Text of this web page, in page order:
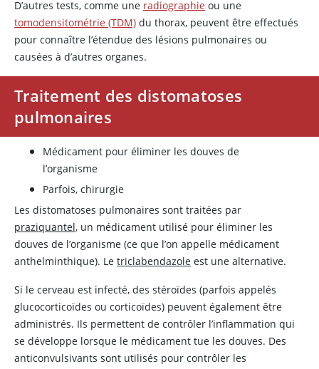
D’autres tests, comme une radiographie ou une
tomodensitométrie (TDM) du thorax, peuvent être effectués
pour connaître l’étendue des lésions pulmonaires ou
causées à d’autres organes.
Traitement des distomatoses
pulmonaires
Médicament pour éliminer les douves de
l’organisme
Parfois, chirurgie
Les distomatoses pulmonaires sont traitées par
praziquantel, un médicament utilisé pour éliminer les
douves de l’organisme (ce que l’on appelle médicament
anthelminthique). Le triclabendazole est une alternative.
Si le cerveau est infecté, des stéroïdes (parfois appelés
glucocorticoïdes ou corticoïdes) peuvent également être
administrés. Ils permettent de contrôler l’inflammation qui
se développe lorsque le médicament tue les douves. Des
anticonvulsivants sont utilisés pour contrôler les